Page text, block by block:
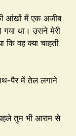
आंखों में एक अजीब
था। उसने मेरी
वह क्या चाहती
पैर में तेल लगाने
तुम भी आराम से